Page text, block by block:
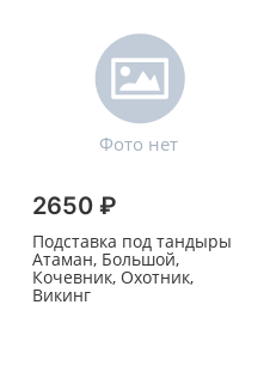
2650 ₽
Подставка под тандыры
Атаман, Большой,
Кочевник, Охотник,
Викинг